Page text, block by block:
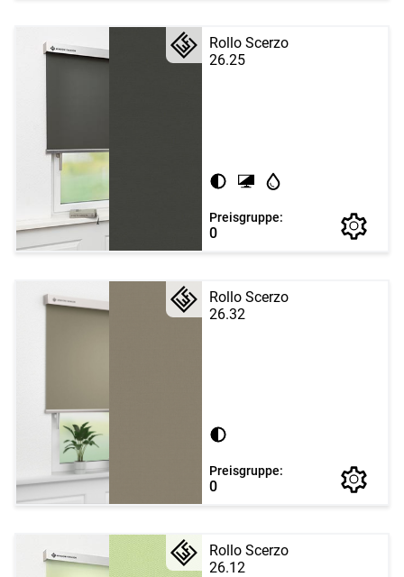
Rollo Scerzo
26.25
Preisgruppe:
0
Rollo Scerzo
26.32
Preisgruppe:
0
Rollo Scerzo
26.12